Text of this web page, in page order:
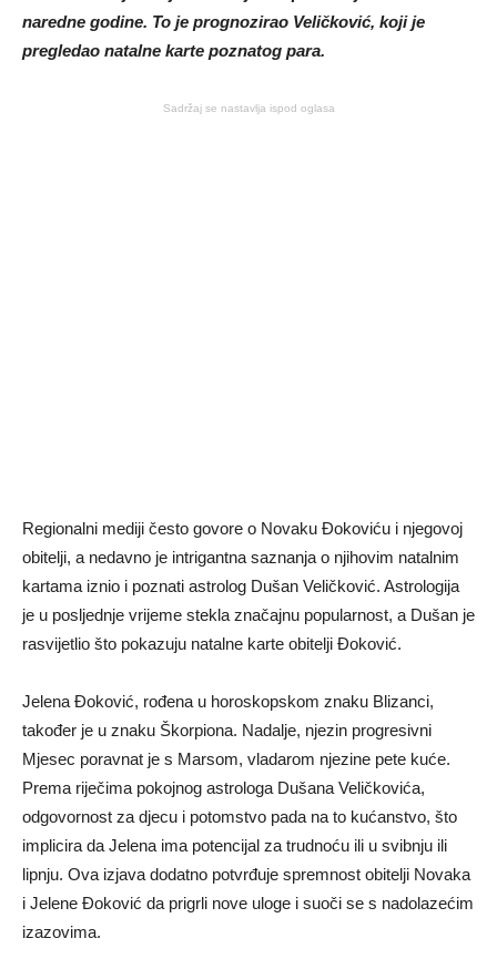
naredne godine. To je prognozirao Veličković, koji je
pregledao natalne karte poznatog para.
Sadržaj se nastavlja ispod oglasa
Regionalni mediji često govore o Novaku Đokoviću i njegovoj
obitelji, a nedavno je intrigantna saznanja o njihovim natalnim
kartama iznio i poznati astrolog Dušan Veličković. Astrologija
je u posljednje vrijeme stekla značajnu popularnost, a Dušan je
rasvijetlio što pokazuju natalne karte obitelji Đoković.
Jelena Đoković, rođena u horoskopskom znaku Blizanci,
također je u znaku Škorpiona. Nadalje, njezin progresivni
Mjesec poravnat je s Marsom, vladarom njezine pete kuće.
Prema riječima pokojnog astrologa Dušana Veličkovića,
odgovornost za djecu i potomstvo pada na to kućanstvo, što
implicira da Jelena ima potencijal za trudnoću ili u svibnju ili
lipnju. Ova izjava dodatno potvrđuje spremnost obitelji Novaka
i Jelene Đoković da prigrli nove uloge i suoči se s nadolazećim
izazovima.